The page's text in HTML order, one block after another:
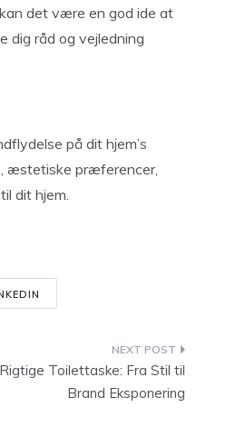
det være en god ide at
dig råd og vejledning
på dit hjem’s
æstetiske præferencer,
dit hjem.
Toilettaske: Fra Stil til
Brand Eksponering